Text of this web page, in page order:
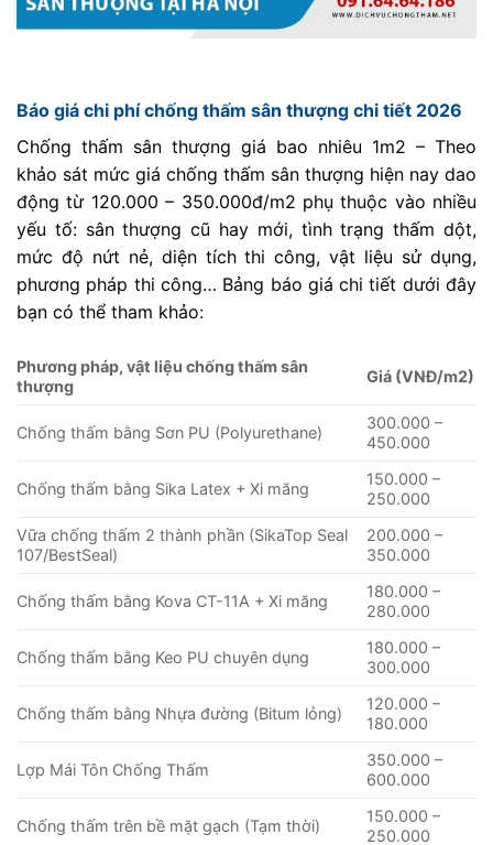
Báo giá chi phí chống thấm sân thượng chi tiết 2026
Chống thấm sân thượng giá bao nhiêu 1m2 – Theo
khảo sát mức giá chống thấm sân thượng hiện nay dao
động từ 120.000 – 350.000đ/m2 phụ thuộc vào nhiều
yếu tố: sân thượng cũ hay mới, tình trạng thấm dột,
mức độ nứt nẻ, diện tích thi công, vật liệu sử dụng,
phương pháp thi công… Bảng báo giá chi tiết dưới đây
bạn có thể tham khảo:
Phương pháp, vật liệu chống thấm sân
thượng
Giá (VNĐ/m2)
Chống thấm bằng Sơn PU (Polyurethane)
300.000 –
450.000
Chống thấm bằng Sika Latex + Xi măng
150.000 –
250.000
Vữa chống thấm 2 thành phần (SikaTop Seal
107/BestSeal)
200.000 –
350.000
Chống thấm bằng Kova CT-11A + Xi măng
180.000 –
280.000
Chống thấm bằng Keo PU chuyên dụng
180.000 –
300.000
Chống thấm bằng Nhựa đường (Bitum lỏng)
120.000 –
180.000
Lợp Mái Tôn Chống Thấm
350.000 –
600.000
Chống thấm trên bề mặt gạch (Tạm thời)
150.000 –
250.000